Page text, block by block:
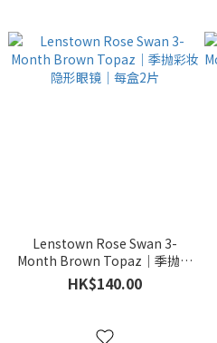
Lenstown Rose Swan 3-
Month Brown Topaz｜季抛彩
妆隐形眼镜｜每盒2片
HK$140.00